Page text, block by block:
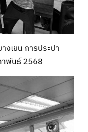
งเขน การประปา
าพันธ์ 2568